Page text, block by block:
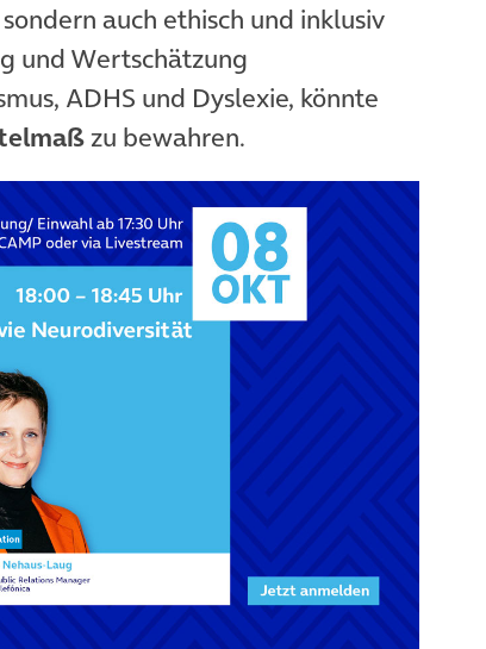
auch ethisch und inklusiv
und Wertschätzung
ADHS und Dyslexie, könnte
zu bewahren.